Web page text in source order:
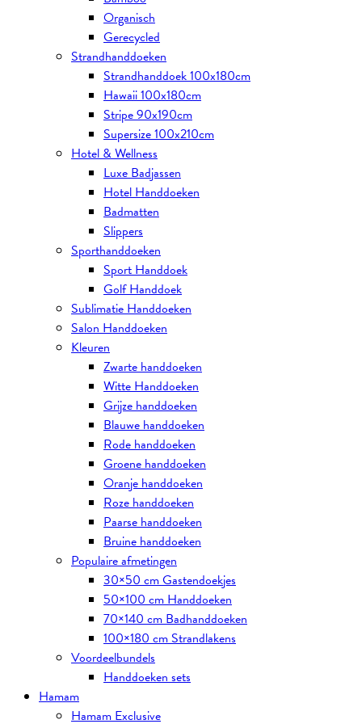
Organisch
Gerecycled
Strandhanddoeken
Strandhanddoek 100x180cm
Hawaii 100x180cm
Stripe 90x190cm
Supersize 100x210cm
Hotel & Wellness
Luxe Badjassen
Hotel Handdoeken
Badmatten
Slippers
Sporthanddoeken
Sport Handdoek
Golf Handdoek
Sublimatie Handdoeken
Salon Handdoeken
Kleuren
Zwarte handdoeken
Witte Handdoeken
Grijze handdoeken
Blauwe handdoeken
Rode handdoeken
Groene handdoeken
Oranje handdoeken
Roze handdoeken
Paarse handdoeken
Bruine handdoeken
Populaire afmetingen
30×50 cm Gastendoekjes
50×100 cm Handdoeken
70×140 cm Badhanddoeken
100×180 cm Strandlakens
Voordeelbundels
Handdoeken sets
Hamam
Hamam Exclusive